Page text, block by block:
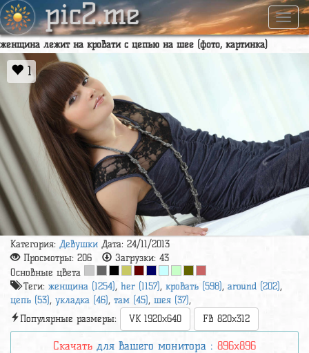
pic2.me
женщина лежит на кровати с цепью на шее (фото, картинка)
1
Категория: Девушки Дата: 24/11/2013
Просмотры: 206 Загрузки: 43
Основные цвета
Теги: женщина (1254), her (1157), кровать (598), around (202),
цепь (53), укладка (46), там (45), шея (37),
Популярные размеры:
VK 1920x640 FB 820x312
Скачать для вашего монитора : 896x896